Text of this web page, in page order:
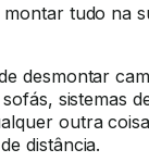
tudo na
desmontar
sistemas
outra
distância.